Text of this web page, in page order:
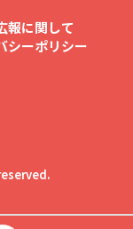
報に関して
シーポリシー